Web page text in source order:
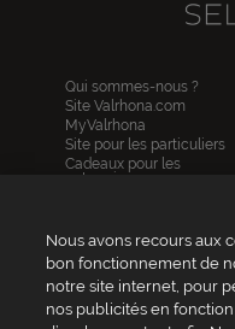
Qui sommes-nous ?
Site Valrhona.com
MyValrhona
Site pour les particuliers
Cadeaux pour les
entreprises
Contactez-nous
Service client
Nous avons recours aux
bon fonctionnement de
notre site internet, pour
nos publicités en